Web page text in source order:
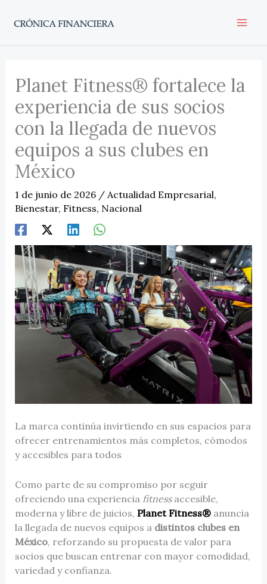
Planet Fitness® fortalece la
experiencia de sus socios
con la llegada de nuevos
equipos a sus clubes en
México
1 de junio de 2026 / Actualidad Empresarial,
Bienestar, Fitness, Nacional
La marca continúa invirtiendo en sus espacios para
ofrecer entrenamientos más completos, cómodos
y accesibles para todos
Como parte de su compromiso por seguir
ofreciendo una experiencia fitnessaccesible,
moderna y libre de juicios, Planet Fitness®anuncia
la llegada de nuevos equipos a distintos clubes en
México, reforzando su propuesta de valor para
socios que buscan entrenar con mayor comodidad,
variedad y confianza.